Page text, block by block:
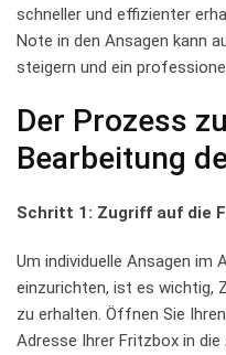
‌schneller und ⁤effizienter
Note in den Ansagen ​kann
steigern und ein
Der Prozess
Bearbeitung
Schritt⁤ 1: Zugriff auf die
Um individuelle Ansagen
einzurichten,​ ist ‍es⁤ wichtig,
zu erhalten. Öffnen Sie
Adresse Ihrer⁤ Fritzbox in die